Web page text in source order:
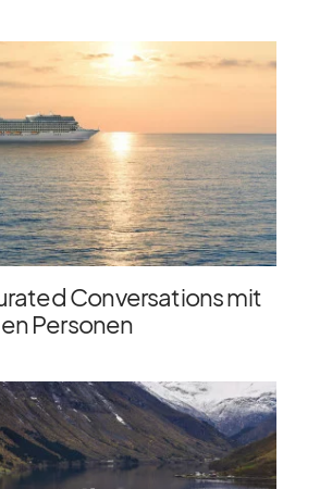
Conversations mit
Personen